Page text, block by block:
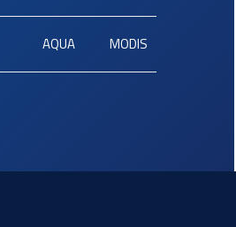
AQUA MODIS